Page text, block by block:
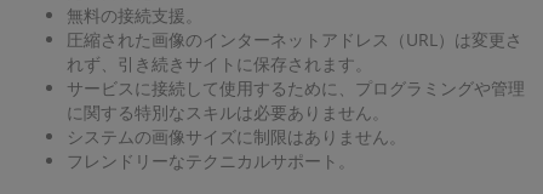
無料の接続支援。
圧縮された画像のインターネットアドレス（URL）は変更さ
れず、引き続きサイトに保存されます。
サービスに接続して使用するために、プログラミングや管理
に関する特別なスキルは必要ありません。
システムの画像サイズに制限はありません。
フレンドリーなテクニカルサポート。